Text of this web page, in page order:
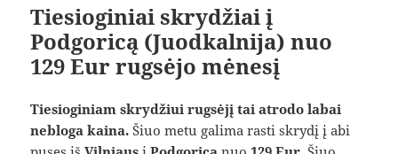
Tiesioginiai skrydžiai į
Podgoricą (Juodkalnija) nuo
129 Eur rugsėjo mėnesį
Tiesioginiam skrydžiui rugsėjį tai atrodo labai
nebloga kaina. Šiuo metu galima rasti skrydį į abi